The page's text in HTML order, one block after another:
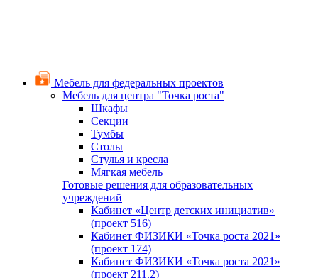
Мебель для федеральных проектов
Мебель для центра "Точка роста"
Шкафы
Секции
Тумбы
Столы
Стулья и кресла
Мягкая мебель
Готовые решения для образовательных
учреждений
Кабинет «Центр детских инициатив»
(проект 516)
Кабинет ФИЗИКИ «Точка роста 2021»
(проект 174)
Кабинет ФИЗИКИ «Точка роста 2021»
(проект 211.2)